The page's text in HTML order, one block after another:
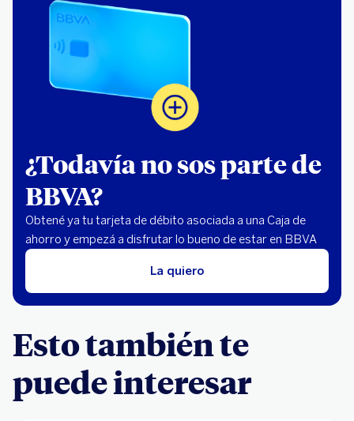
¿Todavía no sos parte de
BBVA?
Obtené ya tu tarjeta de débito asociada a una Caja de
ahorro y empezá a disfrutar lo bueno de estar en BBVA
La quiero
Esto también te
puede interesar